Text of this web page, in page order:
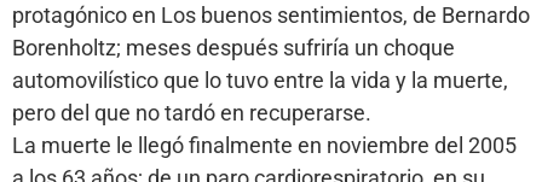
protagónico en Los buenos sentimientos, de Bernardo
Borenholtz; meses después sufriría un choque
automovilístico que lo tuvo entre la vida y la muerte,
pero del que no tardó en recuperarse.
La muerte le llegó finalmente en noviembre del 2005